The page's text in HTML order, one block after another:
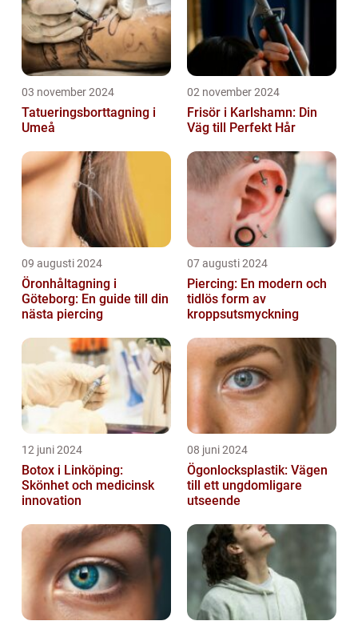
03 november 2024
Tatueringsborttagning i
Umeå
02 november 2024
Frisör i Karlshamn: Din
Väg till Perfekt Hår
09 augusti 2024
Öronhåltagning i
Göteborg: En guide till din
nästa piercing
07 augusti 2024
Piercing: En modern och
tidlös form av
kroppsutsmyckning
12 juni 2024
Botox i Linköping:
Skönhet och medicinsk
innovation
08 juni 2024
Ögonlocksplastik: Vägen
till ett ungdomligare
utseende